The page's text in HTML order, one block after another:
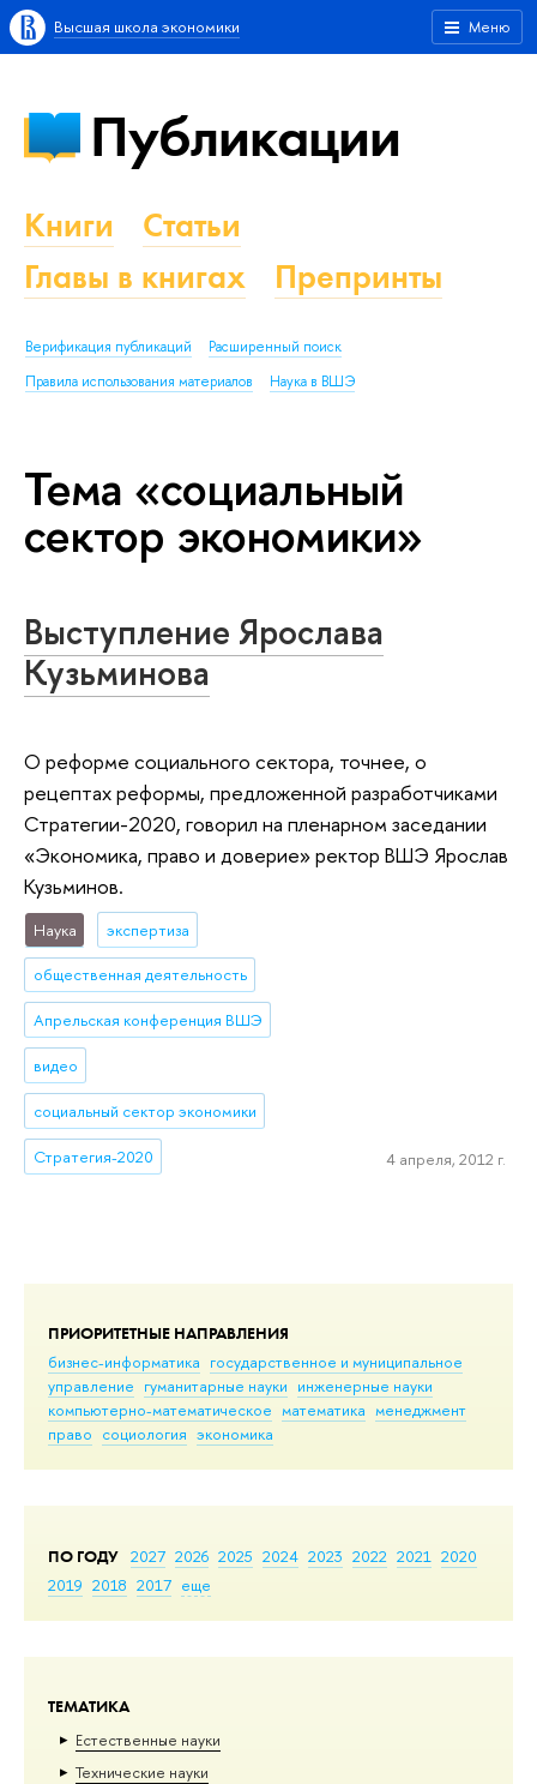
Меню
Высшая школа экономики
ПРИОРИТЕТНЫЕ НАПРАВЛЕНИЯ
бизнес-информатика государственное и муниципальное
управление гуманитарные науки инженерные науки
компьютерно-математическое математика менеджмент
право социология экономика
ПО ГОДУ 2027 2026 2025 2024 2023 2022 2021 2020
2019 2018 2017 еще
ТЕМАТИКА
Естественные науки
Тех­ничес­кие науки
Публикации
Книги
Статьи
Главы в книгах
Препринты
Верификация публикаций
Расширенный поиск
Правила использования материалов
Наука в ВШЭ
Тема «социальный
сектор экономики»
Выступление Ярослава
Кузьминова
О реформе социального сектора, точнее, о
рецептах реформы, предложенной разработчиками
Стратегии-2020, говорил на пленарном заседании
«Экономика, право и доверие» ректор ВШЭ Ярослав
Кузьминов.
Наука экспертиза
общественная деятельность
Апрельская конференция ВШЭ
видео
социальный сектор экономики
Стратегия-2020 4 апреля, 2012 г.